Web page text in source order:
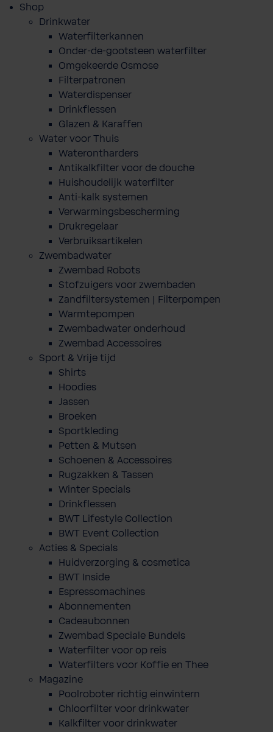
Shop
Drinkwater
Waterfilterkannen
Onder-de-gootsteen waterfilter
Omgekeerde Osmose
Filterpatronen
Waterdispenser
Drinkflessen
Glazen & Karaffen
Water voor Thuis
Waterontharders
Antikalkfilter voor de douche
Huishoudelijk waterfilter
Anti-kalk systemen
Verwarmingsbescherming
Drukregelaar
Verbruiksartikelen
Zwembadwater
Zwembad Robots
Stofzuigers voor zwembaden
Zandfiltersystemen | Filterpompen
Warmtepompen
Zwembadwater onderhoud
Zwembad Accessoires
Sport & Vrije tijd
Shirts
Hoodies
Jassen
Broeken
Sportkleding
Petten & Mutsen
Schoenen & Accessoires
Rugzakken & Tassen
Winter Specials
Drinkflessen
BWT Lifestyle Collection
BWT Event Collection
Acties & Specials
Huidverzorging & cosmetica
BWT Inside
Espressomachines
Abonnementen
Cadeaubonnen
Zwembad Speciale Bundels
Waterfilter voor op reis
Waterfilters voor Koffie en Thee
Magazine
Poolroboter richtig einwintern
Chloorfilter voor drinkwater
Kalkfilter voor drinkwater